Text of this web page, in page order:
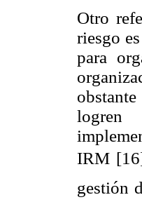
Otro
riesgo
para
logren
IRM
gestión